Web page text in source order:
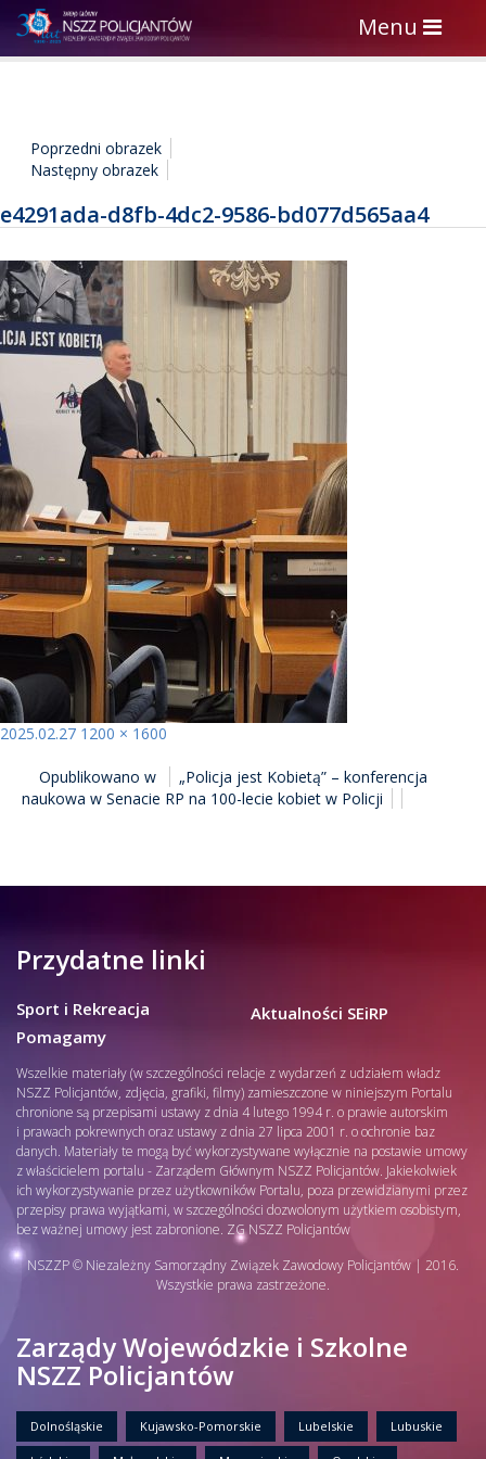
Toggle
navigation
Menu
Poprzedni obrazek
Następny obrazek
e4291ada-d8fb-4dc2-9586-bd077d565aa4
Opublikowano
2025.02.27 Pełny
1200 × 1600
WPISUOpublikowano w
„Policja jest Kobietą” – konferencja
naukowa w Senacie RP na 100-lecie kobiet w Policji
Przydatne linki
Sport i Rekreacja
Pomagamy
Aktualności SEiRP
Wszelkie materiały (w szczególności relacje z wydarzeń z udziałem władz
NSZZ Policjantów, zdjęcia, grafiki, filmy) zamieszczone w niniejszym Portalu
chronione są przepisami ustawy z dnia 4 lutego 1994 r. o prawie autorskim
i prawach pokrewnych oraz ustawy z dnia 27 lipca 2001 r. o ochronie baz
danych. Materiały te mogą być wykorzystywane wyłącznie na postawie umowy
z właścicielem portalu - Zarządem Głównym NSZZ Policjantów. Jakiekolwiek
ich wykorzystywanie przez użytkowników Portalu, poza przewidzianymi przez
przepisy prawa wyjątkami, w szczególności dozwolonym użytkiem osobistym,
bez ważnej umowy jest zabronione. ZG NSZZ Policjantów
NSZZP © Niezależny Samorządny Związek Zawodowy Policjantów | 2016.
Wszystkie prawa zastrzeżone.
Zarządy Wojewódzkie i Szkolne
NSZZ Policjantów
Dolnośląskie Kujawsko-Pomorskie Lubelskie Lubuskie